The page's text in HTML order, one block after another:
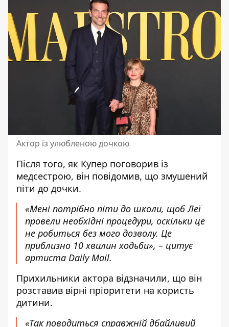
Актор із улюбленою дочкою
Після того, як Купер поговорив із
медсестрою, він повідомив, що змушений
піти до дочки.
«Мені потрібно піти до школи, щоб Леї
провели необхідні процедури, оскільки це
не робиться без мого дозволу. Це
приблизно 10 хвилин ходьби», – цитує
артиста Daily Mail.
Прихильники актора відзначили, що він
розставив вірні пріоритети на користь
дитини.
«Так поводиться справжній дбайливий